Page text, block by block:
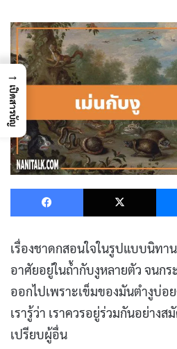
Facebook X
เรื่องชาดกสอนใจในรูปแบบนิทา
อาศัยอยู่ในถ้ำกับงูหลายตัว จนกร
ออกไปเพราะเข็มของมันตำงูบ่อ
เรารู้ว่า เราควรอยู่ร่วมกันอย่างส
เปรียบผู้อื่น
→
เปิดสารบัญ